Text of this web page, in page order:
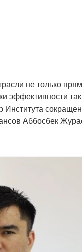
не только
эффективности
Института
Аббосбек